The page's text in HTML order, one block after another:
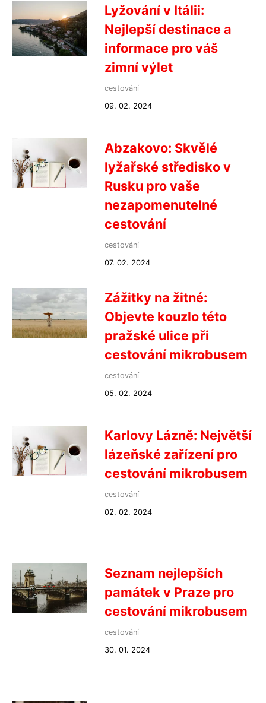
Lyžování v Itálii:
Nejlepší destinace a
informace pro váš
zimní výlet
cestování
09. 02. 2024
Abzakovo: Skvělé
lyžařské středisko v
Rusku pro vaše
nezapomenutelné
cestování
cestování
07. 02. 2024
Zážitky na žitné:
Objevte kouzlo této
pražské ulice při
cestování mikrobusem
cestování
05. 02. 2024
Karlovy Lázně: Největší
lázeňské zařízení pro
cestování mikrobusem
cestování
02. 02. 2024
Seznam nejlepších
památek v Praze pro
cestování mikrobusem
cestování
30. 01. 2024